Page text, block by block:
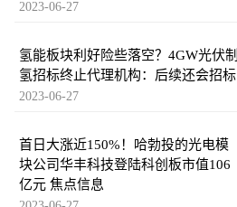
2023-06-27
氢能板块利好险些落空？4GW光伏制
氢招标终止代理机构：后续还会招标
2023-06-27
首日大涨近150%！哈勃投的光电模
块公司华丰科技登陆科创板市值106
亿元 焦点信息